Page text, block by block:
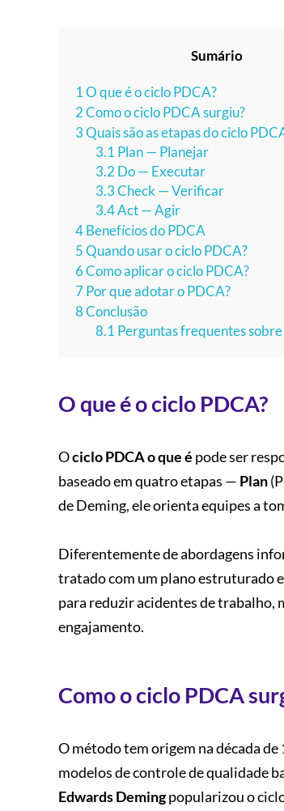
Sumário
1O que é o ciclo PDCA?
2Como o ciclo PDCA surgiu?
3Quais são as etapas do ciclo
3.1 Plan — Planejar
3.2 Do — Executar
3.3 Check — Verificar
3.4Act — Agir
4Benefícios do PDCA
5Quando usar o ciclo PDCA?
6Como aplicar o ciclo PDCA?
7Por que adotar o PDCA?
8Conclusão
8.1 Perguntas frequentes
O que é o ciclo PDCA?
Ociclo PDCA o que é pode ser
baseado em quatro etapas — Plan
de Deming, ele orienta equipes a
Diferentemente de abordagens
tratado com um plano estruturado
para reduzir acidentes de trabalho,
engajamento.
Como o ciclo PDCA
O método tem origem na década
modelos de controle de qualidade
Edwards Demingpopularizou o